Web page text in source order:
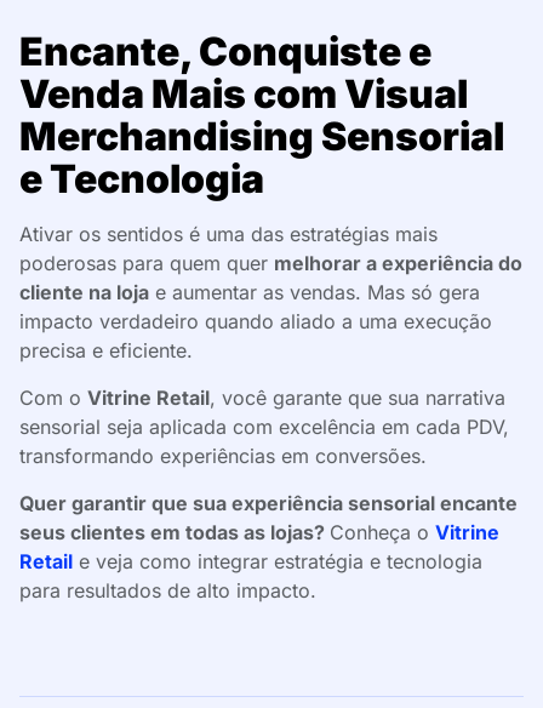
Encante, Conquiste e
Venda Mais com Visual
Merchandising Sensorial
e Tecnologia
Ativar os sentidos é uma das estratégias mais
poderosas para quem quer melhorar a experiência do
cliente na loja e aumentar as vendas. Mas só gera
impacto verdadeiro quando aliado a uma execução
precisa e eficiente.
Com o Vitrine Retail, você garante que sua narrativa
sensorial seja aplicada com excelência em cada PDV,
transformando experiências em conversões.
Quer garantir que sua experiência sensorial encante
seus clientes em todas as lojas? Conheça o Vitrine
Retail e veja como integrar estratégia e tecnologia
para resultados de alto impacto.